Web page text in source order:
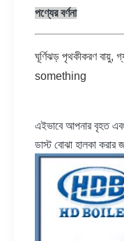
পণ্যের বর্ণনা
ঘূর্ণিঝড় পৃথকীকরণ বায়ু,
something
এইভাবে আপনার বৃহত
ডাস্ট বোঝা হালকা করার